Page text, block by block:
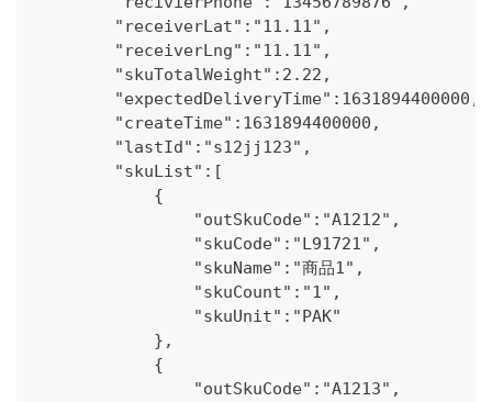
        "receiverLat":"11.11",
        "receiverLng":"11.11",
        "skuTotalWeight":2.22,
        "expectedDeliveryTime":1631894400000,
        "createTime":1631894400000,
        "lastId":"s12jj123",
        "skuList":[
            {
                "outSkuCode":"A1212",
                "skuCode":"L91721",
                "skuName":"商品1",
                "skuCount":"1",
                "skuUnit":"PAK"
            },
            {
                "outSkuCode":"A1213",